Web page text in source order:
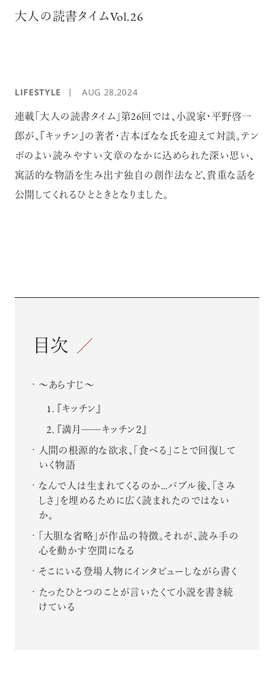
大人の読書タイムVol.26
LIFESTYLE AUG 28,2024
連載「大人の読書タイム」第26回では、小説家・平野啓一
郎が、『キッチン』の著者・吉本ばなな氏を迎えて対談。テン
ポのよい読みやすい文章のなかに込められた深い思い、
寓話的な物語を生み出す独自の創作法など、貴重な話を
公開してくれるひとときとなりました。
目次
～あらすじ～
『キッチン』
『満月──キッチン２』
人間の根源的な欲求、「食べる」ことで回復して
いく物語
なんで人は生まれてくるのか…バブル後、「さみ
しさ」を埋めるために広く読まれたのではない
か。
「大胆な省略」が作品の特徴。それが、読み手の
心を動かす空間になる
そこにいる登場人物にインタビューしながら書く
たったひとつのことが言いたくて小説を書き続
けている